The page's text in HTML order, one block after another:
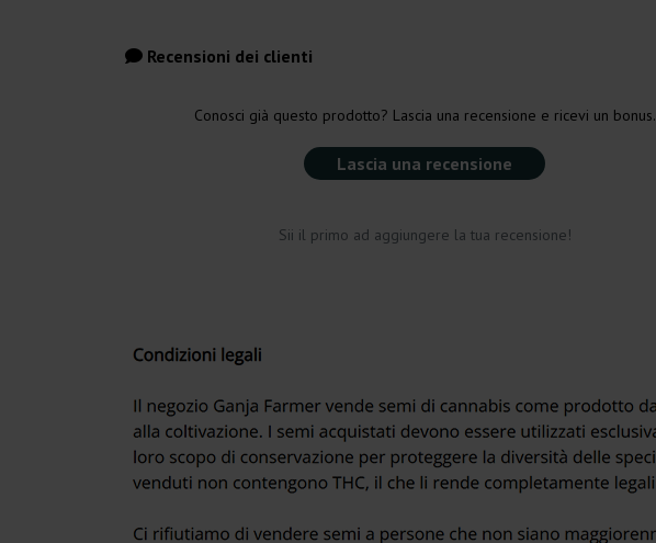
Recensioni dei clienti
Conosci già questo prodotto? Lascia una recensione e ricevi un bonus.
Lascia una recensione
Sii il primo ad aggiungere la tua recensione!